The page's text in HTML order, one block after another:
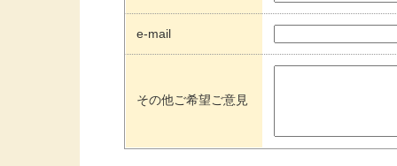
e-mail
その他ご希望ご意見